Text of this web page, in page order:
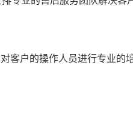
户的操作人员进行专业的